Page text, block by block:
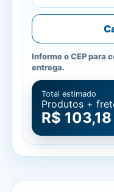
Informe o CEP para
entrega.
Total estimado
Produtos +
R$ 103,18